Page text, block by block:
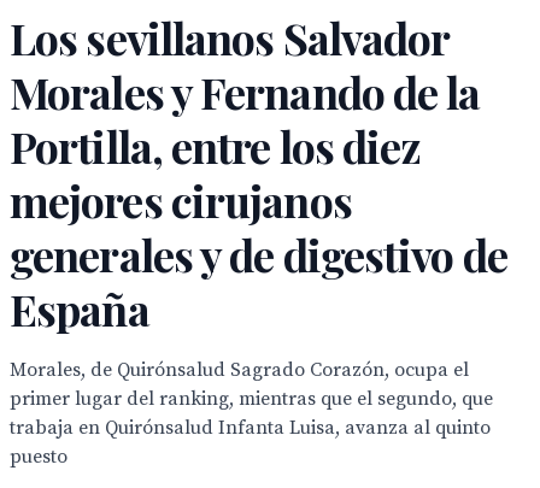
Los sevillanos Salvador
Morales y Fernando de la
Portilla, entre los diez
mejores cirujanos
generales y de digestivo de
España
Morales, de Quirónsalud Sagrado Corazón, ocupa el
primer lugar del ranking, mientras que el segundo, que
trabaja en Quirónsalud Infanta Luisa, avanza al quinto
puesto